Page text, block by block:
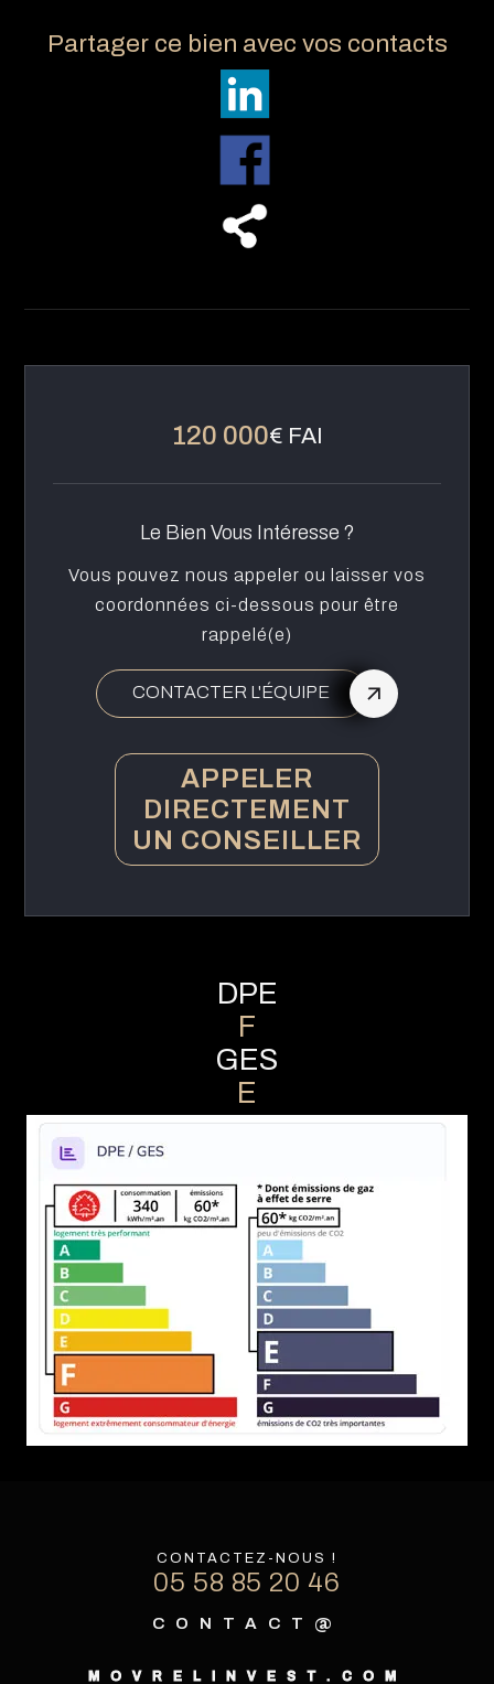
Partager ce bien avec vos contacts
120 000€ FAI
Le Bien Vous Intéresse ?
Vous pouvez nous appeler ou laisser vos
coordonnées ci-dessous pour être
rappelé(e)
CONTACTER L'ÉQUIPE
APPELER
DIRECTEMENT
UN CONSEILLER
DPE
F
GES
E
CONTACTEZ-NOUS !
05 58 85 20 46
CONTACT@
MOVRELINVEST.COM